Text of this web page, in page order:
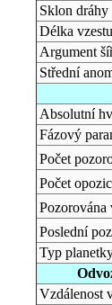
Sklon
Délka
Argument
Střední
Absolutní
Fázový
Počet
Počet opozic
Pozorována
Poslední
Typ
Vzdálenost